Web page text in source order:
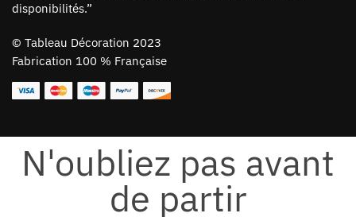
disponibilités.”
© Tableau Décoration 2023
Fabrication 100 % Française
N'oubliez pas avant
de partir